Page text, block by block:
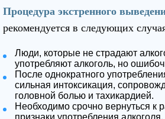
Процедура экстренного
рекомендуется в следующих
Люди, которые не страдают
употребляют алкоголь, но
После однократного
сильная интоксикация,
головной болью и тахикардией.
Необходимо срочно вернуться к
признаки употребления алкоголя.